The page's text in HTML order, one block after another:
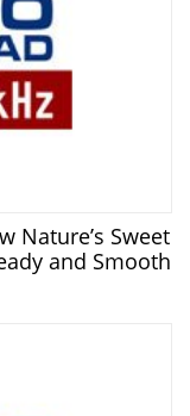
Nature’s Sweet
and Smooth